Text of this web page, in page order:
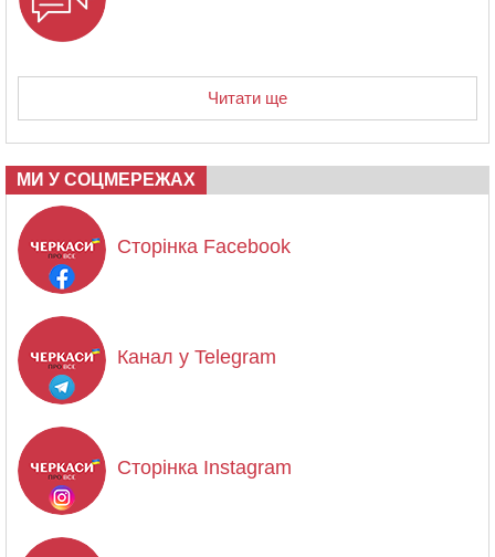
Читати ще
МИ У СОЦМЕРЕЖАХ
Сторінка Facebook
Канал у Telegram
Сторінка Instagram